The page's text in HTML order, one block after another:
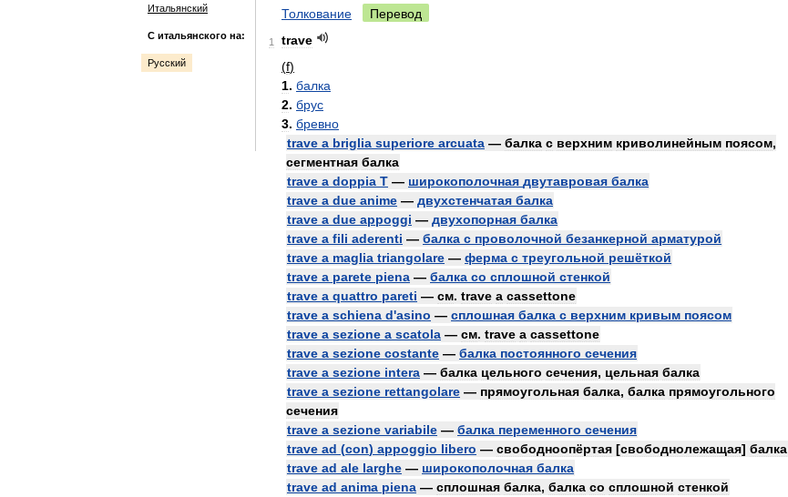
Итальянский
С итальянского на:
Русский
Толкование Перевод
1
trave
(f)
1. балка
2. брус
3. бревно
trave a briglia superiore arcuata — балка с верхним криволинейным поясом,
сегментная балка
trave a doppia T — широкополочная двутавровая балка
trave a due anime — двухстенчатая балка
trave a due appoggi — двухопорная балка
trave a fili aderenti — балка с проволочной безанкерной арматурой
trave a maglia triangolare — ферма с треугольной решёткой
trave a parete piena — балка со сплошной стенкой
trave a quattro pareti — см. trave a cassettone
trave a schiena d'asino — сплошная балка с верхним кривым поясом
trave a sezione a scatola — см. trave a cassettone
trave a sezione costante — балка постоянного сечения
trave a sezione intera — балка цельного сечения, цельная балка
trave a sezione rettangolare — прямоугольная балка, балка прямоугольного
сечения
trave a sezione variabile — балка переменного сечения
trave ad (con) appoggio libero — свободноопёртая [свободнолежащая] балка
trave ad ale larghe — широкополочная балка
trave ad anima piena — сплошная балка, балка со сплошной стенкой